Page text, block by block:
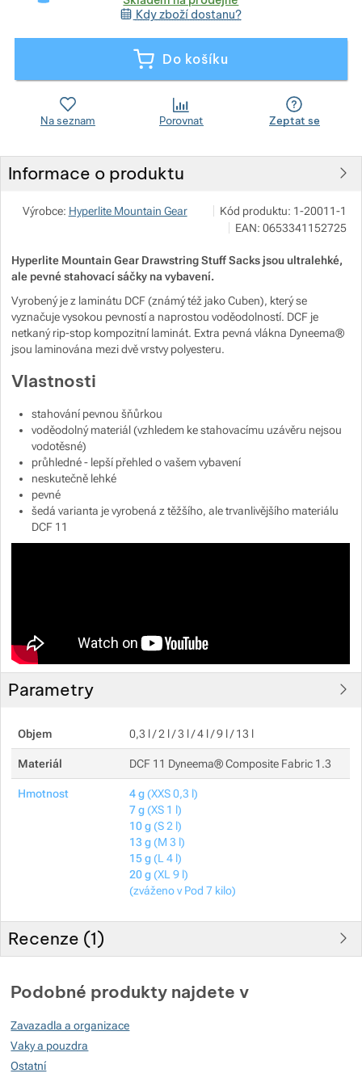
Kdy zboží dostanu?
Do košíku
Na seznam Porovnat Zeptat se
Informace o produktu
Výrobce: Hyperlite Mountain Gear Zobrazit více
Pod 7 kilo
Milady Horákové 546/50,
info@pod7kilo.cz
Kód produktu: 1-20011-1
EAN: 0653341152725
Hyperlite Mountain Gear Drawstring Stuff Sacks jsou ultralehké,
ale pevné stahovací sáčky na vybavení.
Vyrobený je z laminátu DCF (známý též jako Cuben), který se
vyznačuje vysokou pevností a naprostou voděodolností. DCF je
netkaný rip-stop kompozitní laminát. Extra pevná vlákna Dyneema®
jsou laminována mezi dvě vrstvy polyesteru.
Vlastnosti
stahování pevnou šňůrkou
voděodolný materiál (vzhledem ke stahovacímu uzávěru nejsou
vodotěsné)
průhledné - lepší přehled o vašem vybavení
neskutečně lehké
pevné
šedá varianta je vyrobená z těžšího, ale trvanlivějšího materiálu
DCF 11
Parametry
Objem 0,3 l / 2 l / 3 l / 4 l / 9 l / 13 l
Materiál DCF 11 Dyneema® Composite Fabric 1.3
Hmotnost 4 g (XXS 0,3 l)
7 g (XS 1 l)
10 g (S 2 l)
13 g (M 3 l)
15 g (L 4 l)
20 g (XL 9 l)
(zváženo v Pod 7 kilo)
Recenze (1)
100%
Podobné produkty najdete v
Zavazadla a organizace
Vaky a pouzdra
Ostatní
Zobrazit více
Zobrazit více
Zobrazit více
Zobrazit více
Zobrazit více
Zobrazit více
Zobrazit více
Zobrazit více
Zobrazit více
Zobrazit více
Zobrazit více
Zobrazit více
Zobrazit více
Zobrazit více
Zobrazit více
Zobrazit více
Zobrazit více
Zobrazit více
Zobrazit více
Zobrazit více
Zobrazit více
Zobrazit více
Zobrazit více
Zobrazit více
Zobrazit více
Zobrazit více
Zobrazit více
Zobrazit více
Zobrazit více
Zobrazit více
Zobrazit více